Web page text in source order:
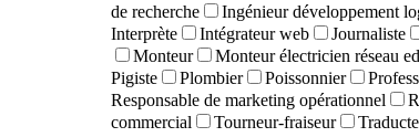
de recherche
Ingénieur développement
Interprète
Intégrateur web Journaliste
Monteur
Monteur électricien réseau
Pigiste
Plombier Poissonnier
Responsable de marketing opérationnel
commercial
Tourneur-fraiseur